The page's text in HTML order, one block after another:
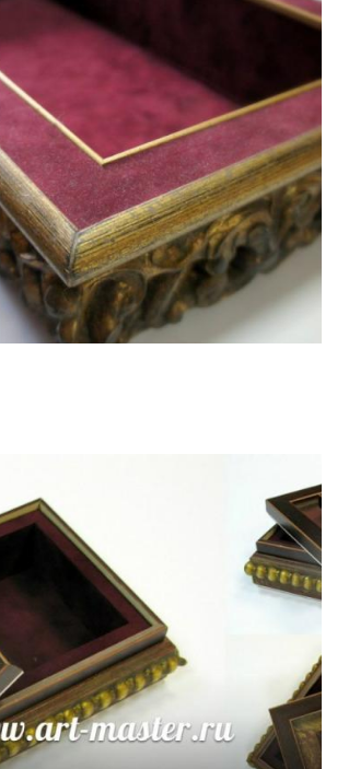
Смотреть проект
Смотреть проект